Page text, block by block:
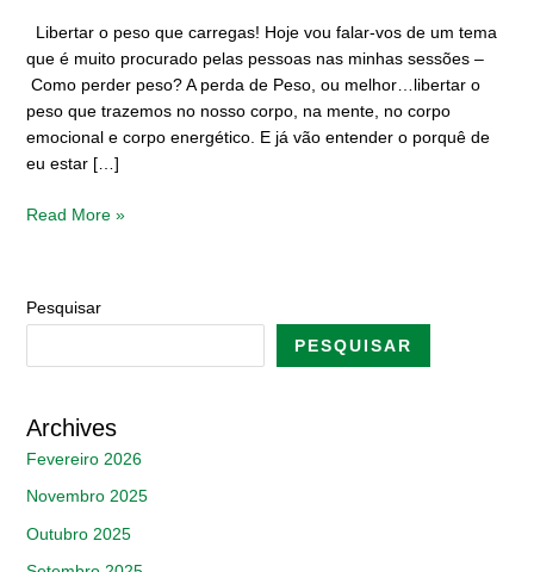
Libertar o peso que carregas! Hoje vou falar-vos de um tema
que é muito procurado pelas pessoas nas minhas sessões –
Como perder peso? A perda de Peso, ou melhor…libertar o
peso que trazemos no nosso corpo, na mente, no corpo
emocional e corpo energético. E já vão entender o porquê de
eu estar […]
Read More »
Pesquisar
PESQUISAR
Archives
Fevereiro 2026
Novembro 2025
Outubro 2025